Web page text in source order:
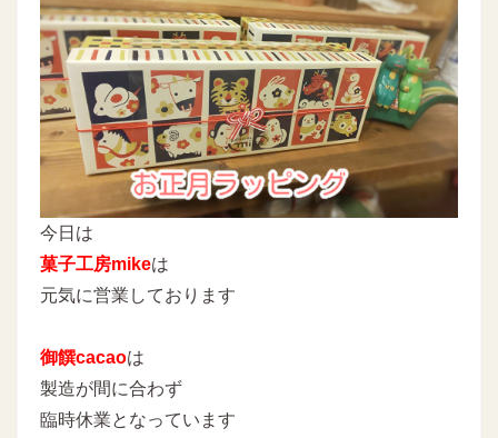
今日は
菓子工房mikeは
元気に営業しております
御饌cacaoは
製造が間に合わず
臨時休業となっています